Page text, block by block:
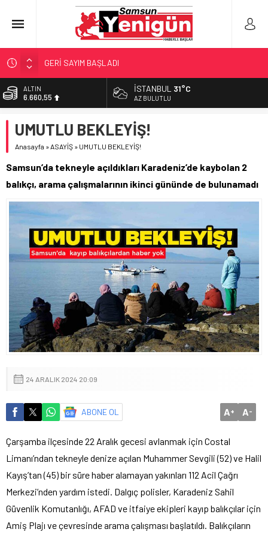
GERİ SAYIM BAŞLADI
SAMSUNSPOR’DA HEDEF 5’İNCİLİK!
‘BAFRA’YA YATIRIM YAPIN!’
YÖNETİCİ SEÇERKEN YAPILAN EN BÜYÜK HATALAR
ALTIN
6.660,55
13.779,39
DOLAR
55,1881
İSTANBUL 31°C
AZ BULUTLU
UMUTLU BEKLEYİŞ!
Anasayfa »ASAYİŞ » UMUTLU BEKLEYİŞ!
Samsun’da tekneyle açıldıkları Karadeniz’de kaybolan 2
balıkçı, arama çalışmalarının ikinci gününde de bulunamadı
24 ARALIK 2024 20:09
ABONE OL A+ A-
Çarşamba ilçesinde 22 Aralık gecesi avlanmak için Costal
Limanı’ndan tekneyle denize açılan Muhammer Sevgili (52) ve Halil
Kayış’tan (45) bir süre haber alamayan yakınları 112 Acil Çağrı
Merkezi’nden yardım istedi. Dalgıç polisler, Karadeniz Sahil
Güvenlik Komutanlığı, AFAD ve itfaiye ekipleri kayıp balıkçılar için
Amiş Plajı ve çevresinde arama çalışması başlatıldı. Balıkçıların